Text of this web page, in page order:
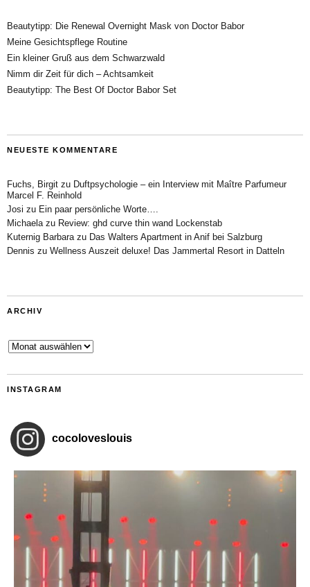
Beautytipp: Die Renewal Overnight Mask von Doctor Babor
Meine Gesichtspflege Routine
Ein kleiner Gruß aus dem Schwarzwald
Nimm dir Zeit für dich – Achtsamkeit
Beautytipp: The Best Of Doctor Babor Set
NEUESTE KOMMENTARE
Fuchs, Birgit zu Duftpsychologie – ein Interview mit Maître Parfumeur
Marcel F. Reinhold
Josi zu Ein paar persönliche Worte….
Michaela zu Review: ghd curve thin wand Lockenstab
Kuternig Barbara zu Das Walters Apartment in Anif bei Salzburg
Dennis zu Wellness Auszeit deluxe! Das Jammertal Resort in Datteln
ARCHIV
Archiv
INSTAGRAM
cocoloveslouis